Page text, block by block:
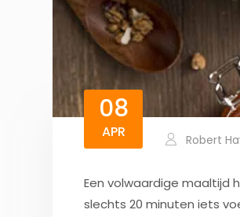
08
APR Robert
Een volwaardige maaltijd
slechts 20 minuten iets